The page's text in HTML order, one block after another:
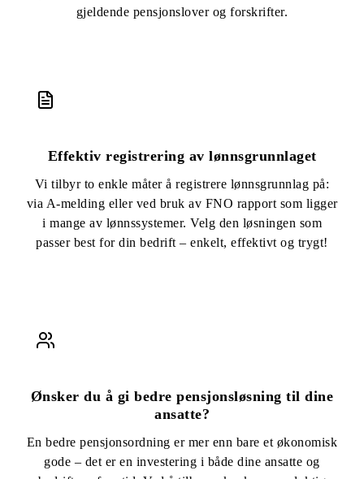
gjeldende pensjonslover og forskrifter.
Effektiv registrering av lønnsgrunnlaget
Vi tilbyr to enkle måter å registrere lønnsgrunnlag på:
via A-melding eller ved bruk av FNO rapport som ligger
i mange av lønnssystemer. Velg den løsningen som
passer best for din bedrift – enkelt, effektivt og trygt!
Ønsker du å gi bedre pensjonsløsning til dine
ansatte?
En bedre pensjonsordning er mer enn bare et økonomisk
gode – det er en investering i både dine ansatte og